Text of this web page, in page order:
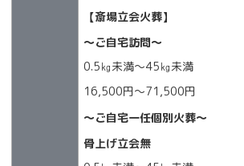
【斎場立会火葬】
～ご自宅訪問～
0.5㎏未満～45㎏未満
16,500円～71,500円
～ご自宅一任個別火葬～
骨上げ立会無